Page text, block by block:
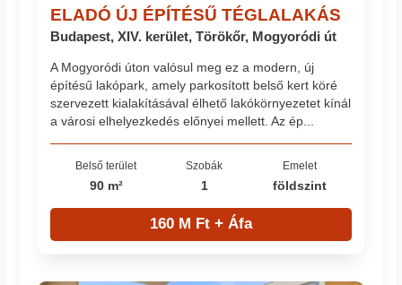
ELADÓ ÚJ ÉPÍTÉSŰ TÉGLALAKÁS
Budapest, XIV. kerület, Törökőr, Mogyoródi út
A Mogyoródi úton valósul meg ez a modern, új
építésű lakópark, amely parkosított belső kert köré
szervezett kialakításával élhető lakókörnyezetet kínál
a városi elhelyezkedés előnyei mellett. Az ép...
Belső terület
90 m²
Szobák
1
Emelet
földszint
160 M Ft + Áfa